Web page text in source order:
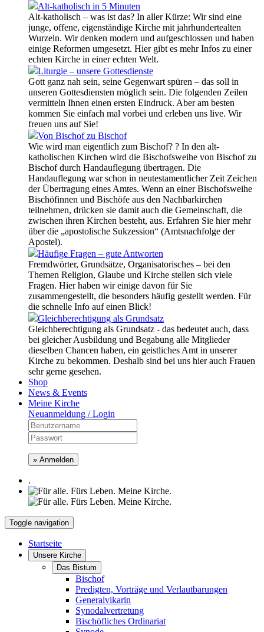
Alt-katholisch in 5 Minuten
Alt-katholisch – was ist das? In aller Kürze: Wir sind eine
junge, offene, eigenständige Kirche mit jahrhundertealten
Wurzeln. Wir denken modern und aufgeschlossen und haben
einige Reformen umgesetzt. Hier gibt es mehr Infos zu einer
echten Kirche in einer echten Welt.
Liturgie – unsere Gottesdienste
Gott ganz nah sein, seine Gegenwart spüren – das soll in
unseren Gottesdiensten möglich sein. Die folgenden Zeilen
vermitteln Ihnen einen ersten Eindruck. Aber am besten
kommen Sie einfach mal vorbei und erleben uns live. Wir
freuen uns auf Sie!
Von Bischof zu Bischof
Wie wird man eigentlich zum Bischof? ? In den alt-
katholischen Kirchen wird die Bischofsweihe von Bischof zu
Bischof durch Handauflegung übertragen. Die
Handauflegung war schon in neutestamentlicher Zeit Zeichen
der Übertragung eines Amtes. Wenn an einer Bischofsweihe
Bischöfinnen und Bischöfe aus den Nachbarkirchen
teilnehmen, drücken sie damit auch die Gemeinschaft, die
zwischen ihren Kirchen besteht, aus. Erfahren Sie hier mehr
über die „apostolische Sukzession“ (Amtsnachfolge der
Apostel).
Häufige Fragen – gute Antworten
Fremdwörter, Grundsätze, Organisatorisches – bei den
Themen Religion, Glaube und Kirche stellen sich viele
Fragen. Hier haben wir einige davon für Sie
zusammengestellt, die besonders häufig gestellt werden. Für
die schnelle Info auf einen Blick!
Gleichberechtigung als Grundsatz
Gleichberechtigung als Grundsatz - das bedeutet auch, dass
bei gleicher Ausbildung und Begabung alle Mitglieder
dieselben Chancen haben, ein geistliches Amt in unserer
Kirche zu bekommen. Deshalb sind bei uns hier auch Frauen
sehr gerne gesehen.
Shop
News & Events
Meine Kirche
Neuanmeldung / Login
» Anmelden
.
Toggle navigation
Startseite
Unsere Kirche
Das Bistum
Bischof
Predigten, Vorträge und Verlautbarungen
Generalvikarin
Synodalvertretung
Bischöfliches Ordinariat